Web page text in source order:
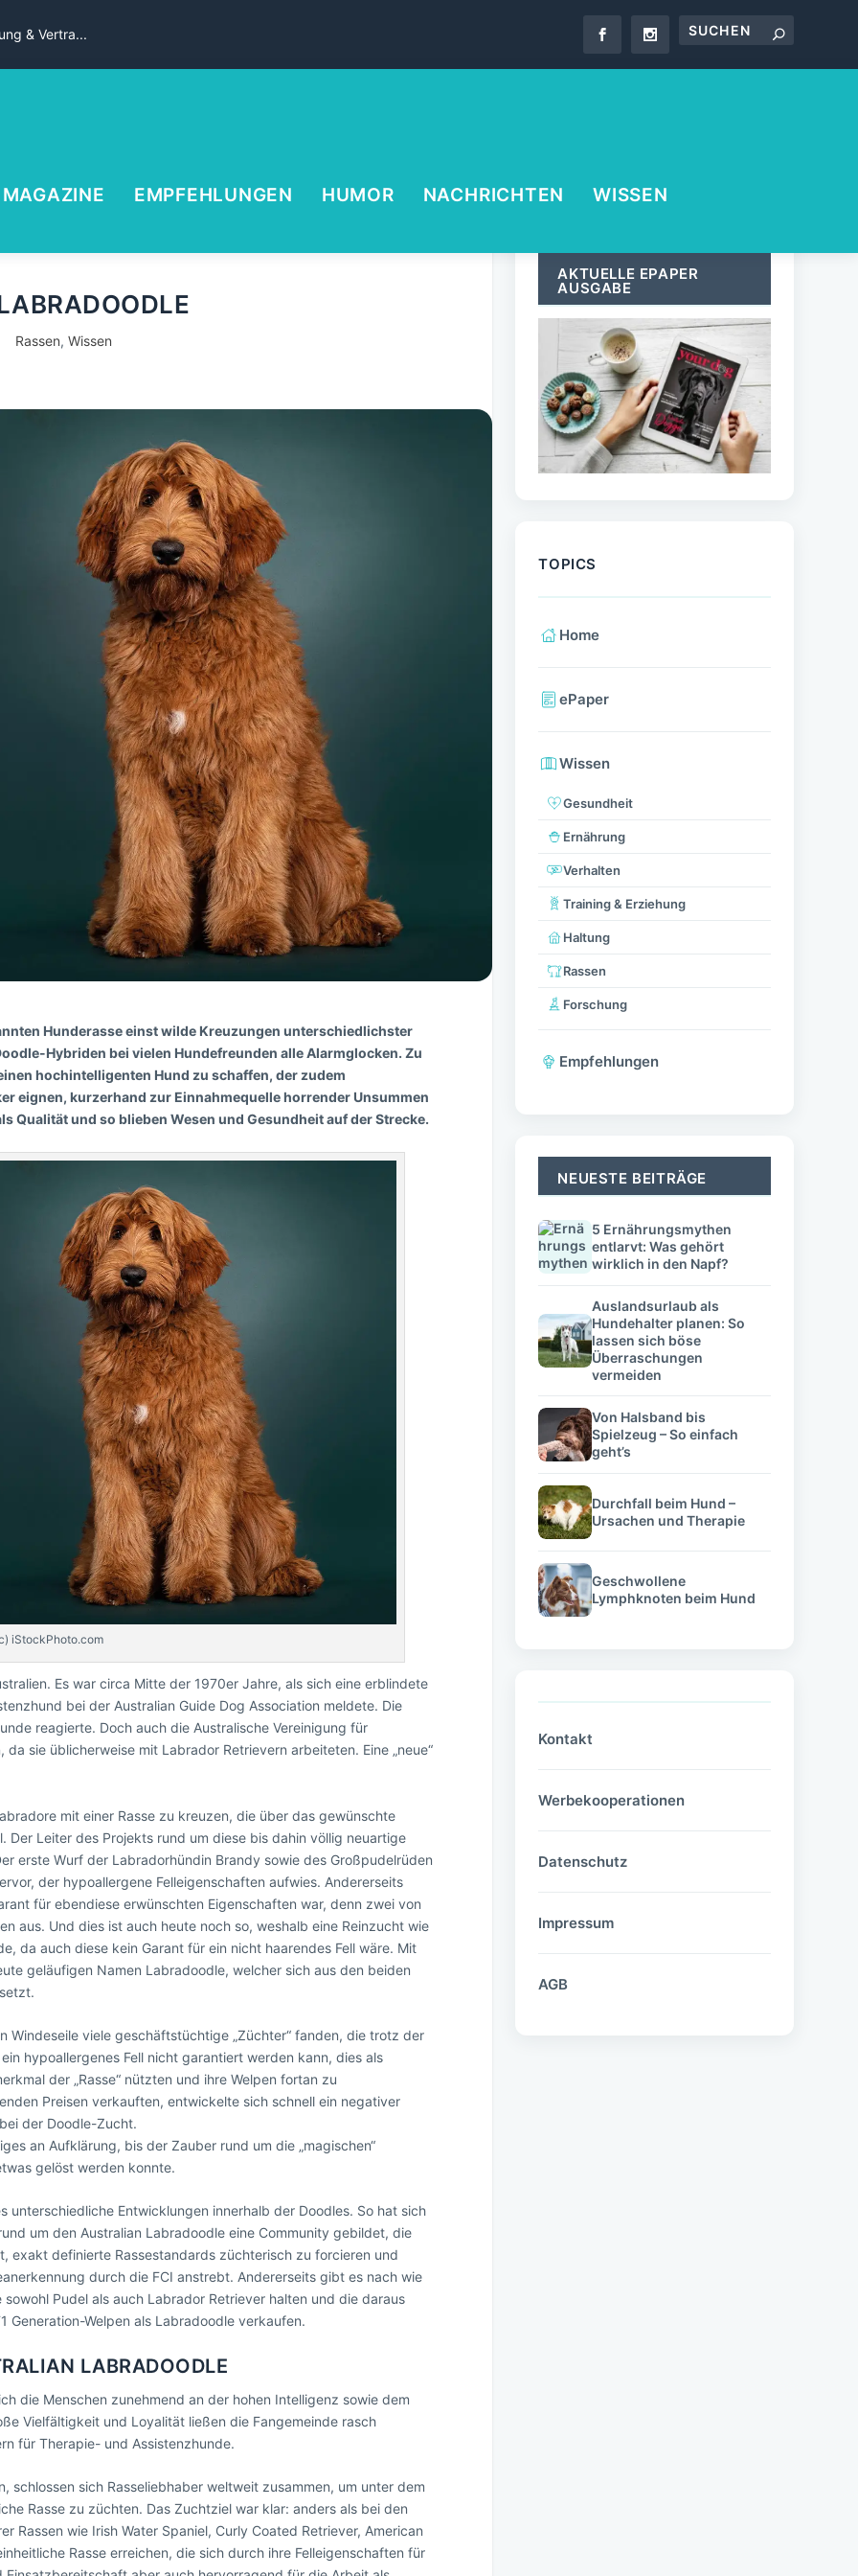
& Vertra...
MAGAZINE EMPFEHLUNGEN HUMOR NACHRICHTEN WISSEN
Rassen,Wissen
Hunderasse einst wilde Kreuzungen unterschiedlichster
Hybriden bei vielen Hundefreunden alle Alarmglocken. Zu
hochintelligenten Hund zu schaffen, der zudem
eignen, kurzerhand zur Einnahmequelle horrender Unsummen
Qualität und so blieben Wesen und Gesundheit auf der Strecke.
iStockPhoto.com
Es war circa Mitte der 1970er Jahre, als sich eine erblindete
bei der Australian Guide Dog Association meldete. Die
reagierte. Doch auch die Australische Vereinigung für
sie üblicherweise mit Labrador Retrievern arbeiteten. Eine „neue“
mit einer Rasse zu kreuzen, die über das gewünschte
Der Leiter des Projekts rund um diese bis dahin völlig neuartige
erste Wurf der Labradorhündin Brandy sowie des Großpudelrüden
der hypoallergene Felleigenschaften aufwies. Andererseits
für ebendiese erwünschten Eigenschaften war, denn zwei von
aus. Und dies ist auch heute noch so, weshalb eine Reinzucht wie
da auch diese kein Garant für ein nicht haarendes Fell wäre. Mit
geläufigen Namen Labradoodle, welcher sich aus den beiden
Windeseile viele geschäftstüchtige „Züchter“ fanden, die trotz der
hypoallergenes Fell nicht garantiert werden kann, dies als
der „Rasse“ nützten und ihre Welpen fortan zu
Preisen verkauften, entwickelte sich schnell ein negativer
der Doodle-Zucht.
an Aufklärung, bis der Zauber rund um die „magischen“
gelöst werden konnte.
unterschiedliche Entwicklungen innerhalb der Doodles. So hat sich
um den Australian Labradoodle eine Community gebildet, die
exakt definierte Rassestandards züchterisch zu forcieren und
durch die FCI anstrebt. Andererseits gibt es nach wie
sowohl Pudel als auch Labrador Retriever halten und die daraus
Generation-Welpen als Labradoodle verkaufen.
LABRADOODLE
die Menschen zunehmend an der hohen Intelligenz sowie dem
Vielfältigkeit und Loyalität ließen die Fangemeinde rasch
für Therapie- und Assistenzhunde.
schlossen sich Rasseliebhaber weltweit zusammen, um unter dem
Rasse zu züchten. Das Zuchtziel war klar: anders als bei den
Rassen wie Irish Water Spaniel, Curly Coated Retriever, American
Rasse erreichen, die sich durch ihre Felleigenschaften für
AKTUELLE EPAPER
AUSGABE
TOPICS
Home
ePaper
Wissen
Gesundheit
Ernährung
Verhalten
Training & Erziehung
Haltung
Rassen
Forschung
Empfehlungen
NEUESTE BEITRÄGE
5 Ernährungsmythen
entlarvt: Was gehört
wirklich in den Napf?
Auslandsurlaub als
Hundehalter planen: So
lassen sich böse
Überraschungen
vermeiden
Von Halsband bis
Spielzeug – So einfach
geht’s
Durchfall beim Hund –
Ursachen und Therapie
Geschwollene
Lymphknoten beim Hund
Kontakt
Werbekooperationen
Datenschutz
Impressum
AGB